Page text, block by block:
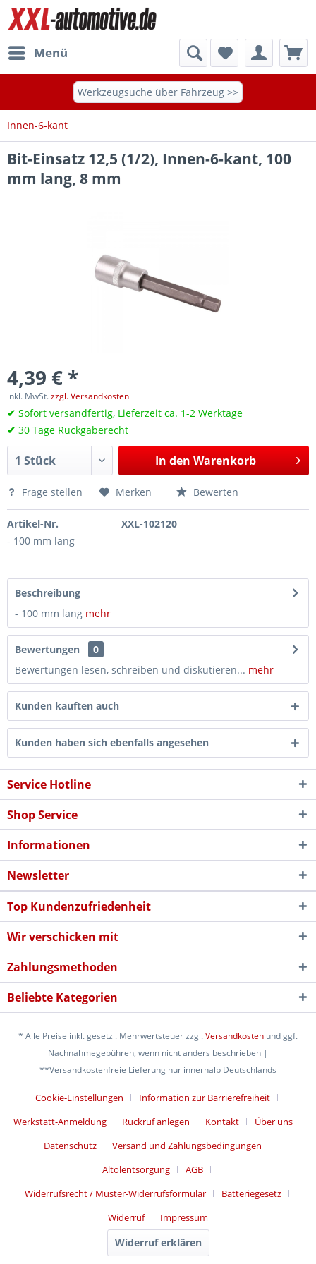
Menü
Werkzeugsuche über Fahrzeug >>
Innen-6-kant
Bit-Einsatz 12,5 (1/2), Innen-6-kant, 100
mm lang, 8 mm
4,39 € *
inkl. MwSt.zzgl. Versandkosten
✔ Sofort versandfertig, Lieferzeit ca. 1-2 Werktage
✔ 30 Tage Rückgaberecht
In den Warenkorb
Frage stellen Merken Bewerten
Artikel-Nr.
XXL-102120
- 100 mm lang
Beschreibung
- 100 mm lang mehr
Bewertungen
0
Bewertungen lesen, schreiben und diskutieren... mehr
Kunden kauften auch
Kunden haben sich ebenfalls angesehen
Service Hotline
Shop Service
Informationen
Newsletter
Top Kundenzufriedenheit
Wir verschicken mit
Zahlungsmethoden
Beliebte Kategorien
* Alle Preise inkl. gesetzl. Mehrwertsteuer zzgl.Versandkosten und ggf.
Nachnahmegebühren, wenn nicht anders beschrieben |
**Versandkostenfreie Lieferung nur innerhalb Deutschlands
Cookie-Einstellungen
Information zur Barrierefreiheit
Werkstatt-Anmeldung
Rückruf anlegen Kontakt
Über uns
Datenschutz
Versand und Zahlungsbedingungen
Altölentsorgung
AGB
Widerrufsrecht / Muster-Widerrufsformular
Batteriegesetz
Widerruf
Impressum
Widerruf erklären